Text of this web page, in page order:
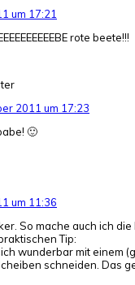
um 17:21
rote beete!!!
2011 um 17:23
🙂
um 11:36
So mache auch ich die
Tip:
wunderbar mit einem
schneiden. Das